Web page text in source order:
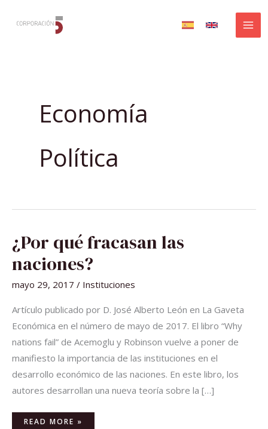
Economía
Política
¿Por qué fracasan las
naciones?
mayo 29, 2017 / Instituciones
Artículo publicado por D. José Alberto León en La Gaveta
Económica en el número de mayo de 2017. El libro “Why
nations fail” de Acemoglu y Robinson vuelve a poner de
manifiesto la importancia de las instituciones en el
desarrollo económico de las naciones. En este libro, los
autores desarrollan una nueva teoría sobre la […]
¿POR
QUÉ
FRACASAN
NACIONES?
READ MORE »